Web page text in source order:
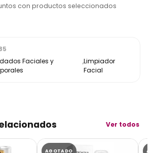
con productos seleccionados
Faciales y
,Limpiador
Facial
Ver todos
AGOTADO